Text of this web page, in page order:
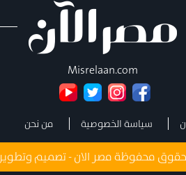
Misrelaan.com
سياسة الخصوصية من نحن
محفوظة مصر الان - تصميم وتطوير